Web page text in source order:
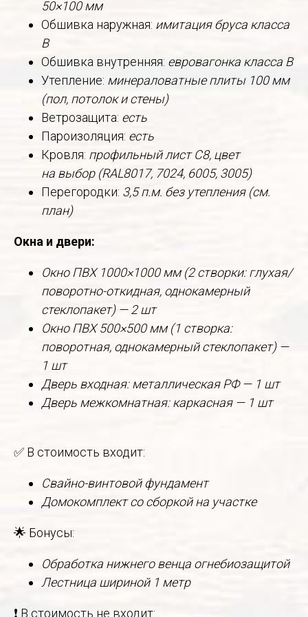
50×100 мм
Обшивка наружная: имитация бруса класса
В
Обшивка внутренняя: евровагонка класса В
Утепление: минераловатные плиты 100 мм
(пол, потолок и стены)
Ветрозащита: есть
Пароизоляция: есть
Кровля: профильный лист С8, цвет
на выбор (RAL8017, 7024, 6005, 3005)
Перегородки: 3,5 п.м. без утепления (см.
план)
Окна и двери:
Окно ПВХ 1000×1000 мм (2 створки: глухая/
поворотно-откидная, однокамерный
стеклопакет) — 2 шт
Окно ПВХ 500×500 мм (1 створка:
поворотная, однокамерный стеклопакет) —
1 шт
Дверь входная: металлическая РФ — 1 шт
Дверь межкомнатная: каркасная — 1 шт
✅ В стоимость входит:
Свайно-винтовой фундамент
Домокомплект со сборкой на участке
🌟 Бонусы:
Обработка нижнего венца огнебиозащитой
Лестница шириной 1 метр
❗ В стоимость не входит: